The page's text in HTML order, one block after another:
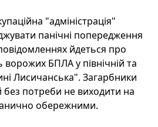
"адміністрація"
панічні попередження
йдеться про
ворожих БПЛА у північній та
Лисичанська". Загарбники
потреби не виходити на
обережними.